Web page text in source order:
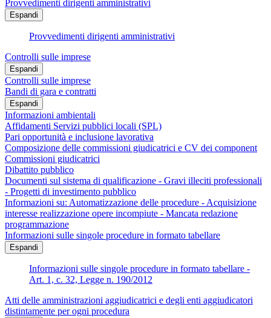
Provvedimenti dirigenti amministrativi
Espandi
Provvedimenti dirigenti amministrativi
Controlli sulle imprese
Espandi
Controlli sulle imprese
Bandi di gara e contratti
Espandi
Informazioni ambientali
Affidamenti Servizi pubblici locali (SPL)
Pari opportunità e inclusione lavorativa
Composizione delle commissioni giudicatrici e CV dei component
Commissioni giudicatrici
Dibattito pubblico
Documenti sul sistema di qualificazione - Gravi illeciti professionali
- Progetti di investimento pubblico
Informazioni su: Automatizzazione delle procedure - Acquisizione
interesse realizzazione opere incompiute - Mancata redazione
programmazione
Informazioni sulle singole procedure in formato tabellare
Espandi
Informazioni sulle singole procedure in formato tabellare -
Art. 1, c. 32, Legge n. 190/2012
Atti delle amministrazioni aggiudicatrici e degli enti aggiudicatori
distintamente per ogni procedura